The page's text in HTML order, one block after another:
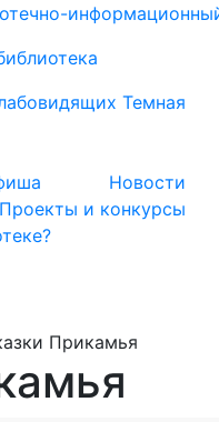
Темная
Новости
Проекты и конкурсы
Прикамья